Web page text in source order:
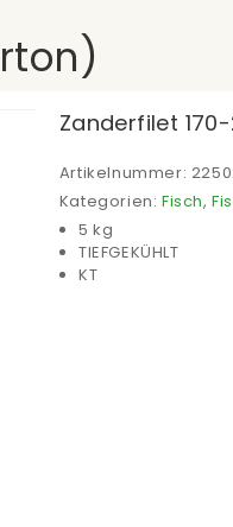
Zanderfilet
Artikelnummer:
Kategorien: Fisch,
5 kg
TIEFGEKÜHLT
KT